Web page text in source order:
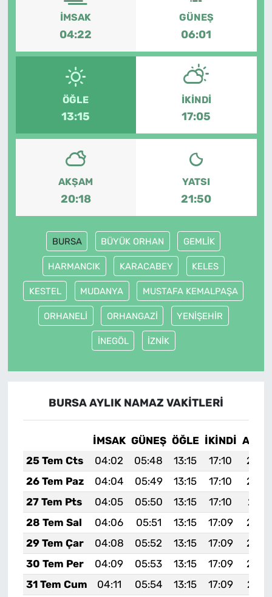
İMSAK
04:22
GÜNEŞ
06:01
ÖĞLE
13:15
İKINDI
17:05
AKŞAM
20:18
YATSI
21:50
BURSA BÜYÜK ORHAN GEMLİK
HARMANCIK KARACABEY KELES
KESTEL MUDANYA MUSTAFA KEMALPAŞA
ORHANELİ ORHANGAZİ YENİŞEHİR
İNEGÖL İZNİK
BURSA AYLIK NAMAZ VAKITLERI
İMSAK GÜNEŞ ÖĞLE İKINDI
25 Tem Cts
04:02 05:48 13:15 17:10
26 Tem Paz
04:04 05:49 13:15 17:10
27 Tem Pts
04:05 05:50 13:15 17:10
28 Tem Sal
04:06 05:51 13:15 17:09
29 Tem Çar
04:08 05:52 13:15 17:09
30 Tem Per
04:09 05:53 13:15 17:09
31 Tem Cum
04:11 05:54 13:15 17:09